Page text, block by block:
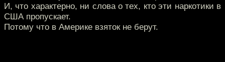
И, что характерно, ни слова о тех, кто эти наркотики в
США пропускает.
Потому что в Америке взяток не берут.